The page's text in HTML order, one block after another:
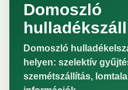
Domoszló
Domoszló
helyen: szelektív
szemétszállítás,